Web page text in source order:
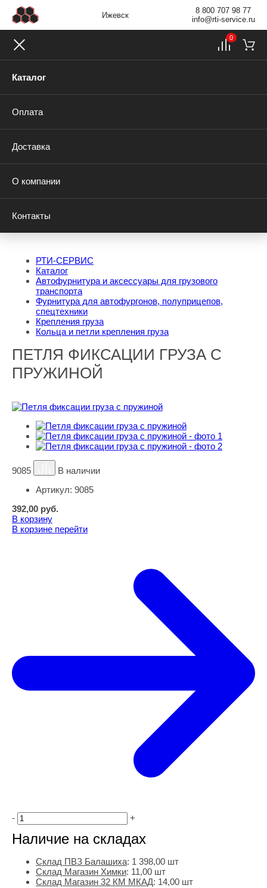
Ижевск
8 800 707 98 77
info@rti-service.ru
Каталог
Оплата
Доставка
О компании
Контакты
0
РТИ-СЕРВИС
Каталог
Автофурнитура и аксессуары для грузового
транспорта
Фурнитура для автофургонов, полуприцепов,
спецтехники
Крепления груза
Кольца и петли крепления груза
ПЕТЛЯ ФИКСАЦИИ ГРУЗА С
ПРУЖИНОЙ
9085
В наличии
Артикул: 9085
392,00 руб.
В корзину
В корзине перейти
- +
Наличие на складах
Склад ПВЗ Балашиха: 1 398,00 шт
Склад Магазин Химки: 11,00 шт
Склад Магазин 32 КМ МКАД: 14,00 шт